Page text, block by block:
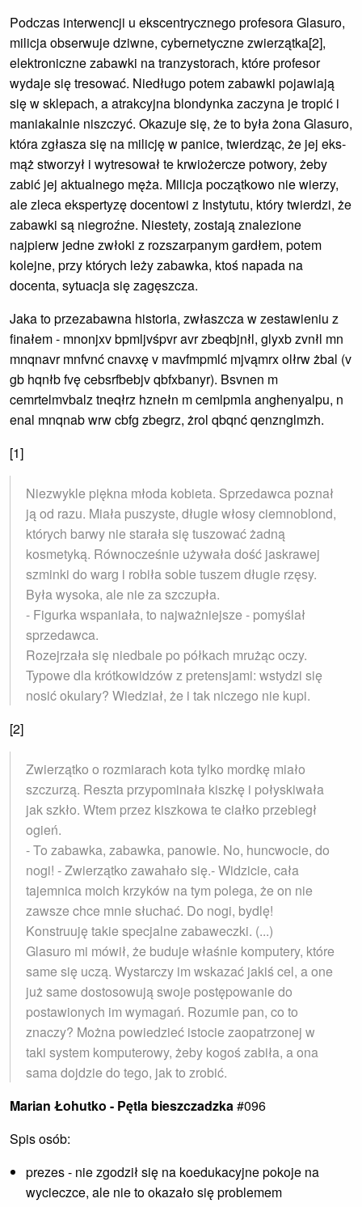
Podczas interwencji u ekscentrycznego profesora Glasuro,
milicja obserwuje dziwne, cybernetyczne zwierzątka[2],
elektroniczne zabawki na tranzystorach, które profesor
wydaje się tresować. Niedługo potem zabawki pojawiają
się w sklepach, a atrakcyjna blondynka zaczyna je tropić i
maniakalnie niszczyć. Okazuje się, że to była żona Glasuro,
która zgłasza się na milicję w panice, twierdząc, że jej eks-
mąż stworzył i wytresował te krwiożercze potwory, żeby
zabić jej aktualnego męża. Milicja początkowo nie wierzy,
ale zleca ekspertyzę docentowi z Instytutu, który twierdzi, że
zabawki są niegroźne. Niestety, zostają znalezione
najpierw jedne zwłoki z rozszarpanym gardłem, potem
kolejne, przy których leży zabawka, ktoś napada na
docenta, sytuacja się zagęszcza.
Jaka to przezabawna historia, zwłaszcza w zestawieniu z
finałem - mnonjxv bpmljvśpvr avr zbeqbjnłl, glyxb zvnłl mn
mnqnavr mnfvnć cnavxę v mavfmpmlć mjvąmrx olłrw żbal (v
gb hqnłb fvę cebsrfbebjv qbfxbanyr). Bsvnen m
cemrtelmvbalz tneqłrz hznełn m cemlpmla anghenyalpu, n
enal mnqnab wrw cbfg zbegrz, żrol qbqnć qenznglmzh.
[1]
Niezwykle piękna młoda kobieta. Sprzedawca poznał
ją od razu. Miała puszyste, długie włosy ciemnoblond,
których barwy nie starała się tuszować żadną
kosmetyką. Równocześnie używała dość jaskrawej
szminki do warg i robiła sobie tuszem długie rzęsy.
Była wysoka, ale nie za szczupła.
- Figurka wspaniała, to najważniejsze - pomyślał
sprzedawca.
Rozejrzała się niedbale po półkach mrużąc oczy.
Typowe dla krótkowidzów z pretensjami: wstydzi się
nosić okulary? Wiedział, że i tak niczego nie kupi.
[2]
Zwierzątko o rozmiarach kota tylko mordkę miało
szczurzą. Reszta przypominała kiszkę i połyskiwała
jak szkło. Wtem przez kiszkowa te ciałko przebiegł
ogień.
- To zabawka, zabawka, panowie. No, huncwocie, do
nogi! - Zwierzątko zawahało się.- Widzicie, cała
tajemnica moich krzyków na tym polega, że on nie
zawsze chce mnie słuchać. Do nogi, bydlę!
Konstruuję takie specjalne zabaweczki. (...)
Glasuro mi mówił, że buduje właśnie komputery, które
same się uczą. Wystarczy im wskazać jakiś cel, a one
już same dostosowują swoje postępowanie do
postawionych im wymagań. Rozumie pan, co to
znaczy? Można powiedzieć istocie zaopatrzonej w
taki system komputerowy, żeby kogoś zabiła, a ona
sama dojdzie do tego, jak to zrobić.
Marian Łohutko - Pętla bieszczadzka#096
Spis osób:
prezes - nie zgodził się na koedukacyjne pokoje na
wycieczce, ale nie to okazało się problemem